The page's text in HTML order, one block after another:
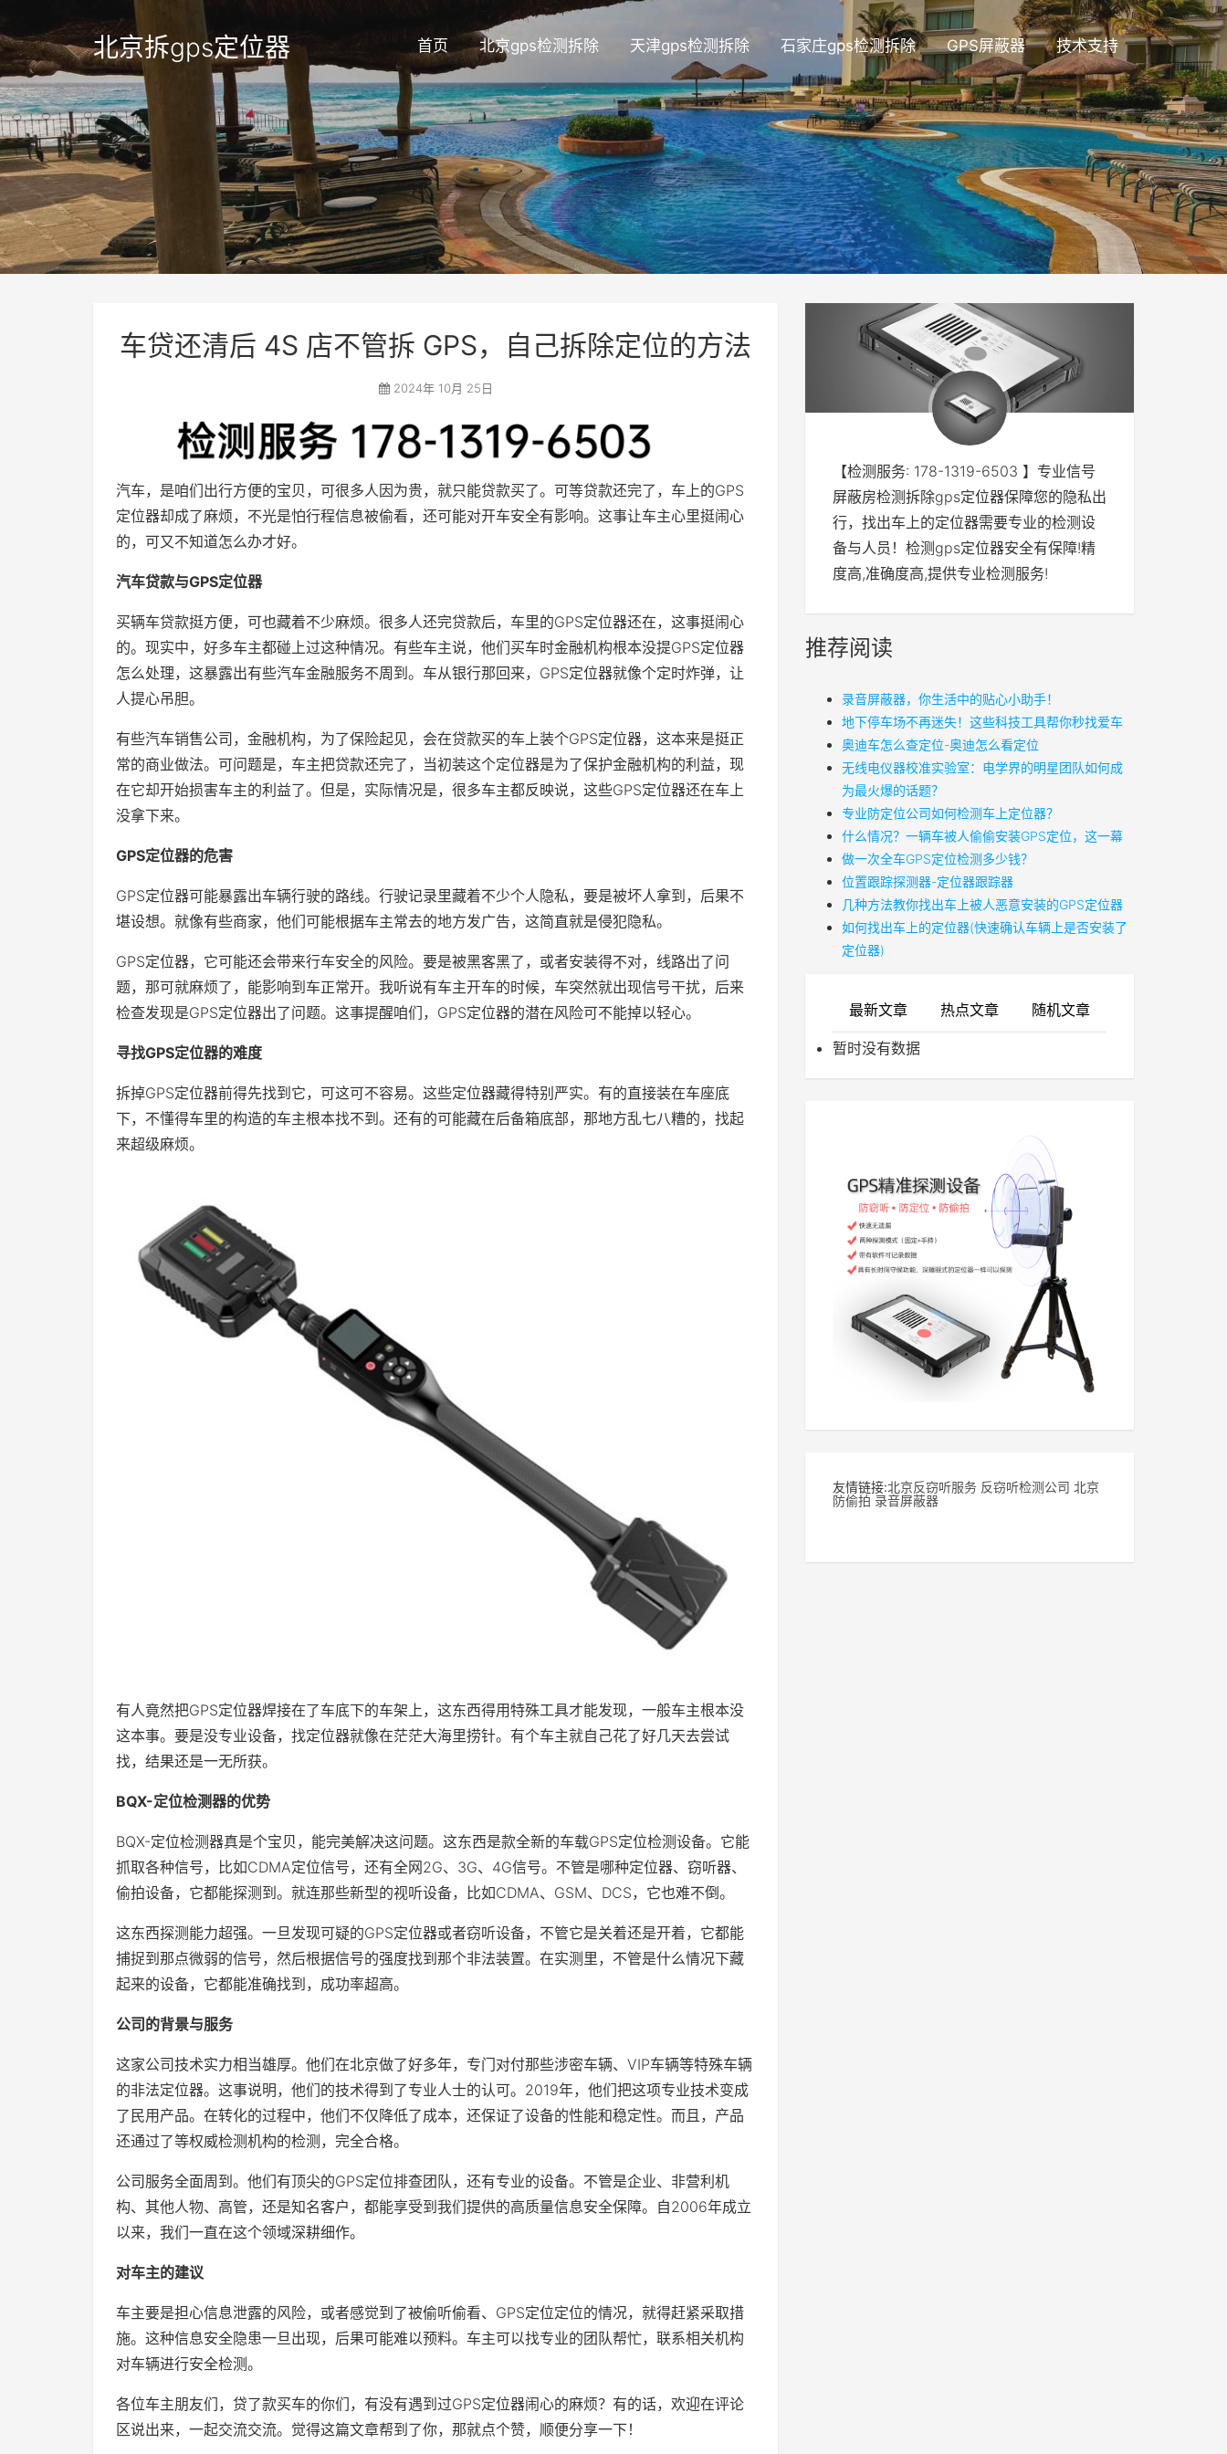
北京拆gps定位器 首页 北京gps检测拆除 天津gps检测拆除 石家庄gps检测拆除 GPS屏蔽器 技术支持
车贷还清后 4S 店不管拆 GPS，自己拆除定位的方法
2024年 10月 25日
汽车，是咱们出行方便的宝贝，可很多人因为贵，就只能贷款买了。可等贷款还完了，车上的GPS
定位器却成了麻烦，不光是怕行程信息被偷看，还可能对开车安全有影响。这事让车主心里挺闹心
的，可又不知道怎么办才好。
汽车贷款与GPS定位器
买辆车贷款挺方便，可也藏着不少麻烦。很多人还完贷款后，车里的GPS定位器还在，这事挺闹心
的。现实中，好多车主都碰上过这种情况。有些车主说，他们买车时金融机构根本没提GPS定位器
怎么处理，这暴露出有些汽车金融服务不周到。车从银行那回来，GPS定位器就像个定时炸弹，让
人提心吊胆。
有些汽车销售公司，金融机构，为了保险起见，会在贷款买的车上装个GPS定位器，这本来是挺正
常的商业做法。可问题是，车主把贷款还完了，当初装这个定位器是为了保护金融机构的利益，现
在它却开始损害车主的利益了。但是，实际情况是，很多车主都反映说，这些GPS定位器还在车上
没拿下来。
GPS定位器的危害
GPS定位器可能暴露出车辆行驶的路线。行驶记录里藏着不少个人隐私，要是被坏人拿到，后果不
堪设想。就像有些商家，他们可能根据车主常去的地方发广告，这简直就是侵犯隐私。
GPS定位器，它可能还会带来行车安全的风险。要是被黑客黑了，或者安装得不对，线路出了问
题，那可就麻烦了，能影响到车正常开。我听说有车主开车的时候，车突然就出现信号干扰，后来
检查发现是GPS定位器出了问题。这事提醒咱们，GPS定位器的潜在风险可不能掉以轻心。
寻找GPS定位器的难度
拆掉GPS定位器前得先找到它，可这可不容易。这些定位器藏得特别严实。有的直接装在车座底
下，不懂得车里的构造的车主根本找不到。还有的可能藏在后备箱底部，那地方乱七八糟的，找起
来超级麻烦。
有人竟然把GPS定位器焊接在了车底下的车架上，这东西得用特殊工具才能发现，一般车主根本没
这本事。要是没专业设备，找定位器就像在茫茫大海里捞针。有个车主就自己花了好几天去尝试
找，结果还是一无所获。
BQX-定位检测器的优势
BQX-定位检测器真是个宝贝，能完美解决这问题。这东西是款全新的车载GPS定位检测设备。它能
抓取各种信号，比如CDMA定位信号，还有全网2G、3G、4G信号。不管是哪种定位器、窃听器、
偷拍设备，它都能探测到。就连那些新型的视听设备，比如CDMA、GSM、DCS，它也难不倒。
这东西探测能力超强。一旦发现可疑的GPS定位器或者窃听设备，不管它是关着还是开着，它都能
捕捉到那点微弱的信号，然后根据信号的强度找到那个非法装置。在实测里，不管是什么情况下藏
起来的设备，它都能准确找到，成功率超高。
公司的背景与服务
这家公司技术实力相当雄厚。他们在北京做了好多年，专门对付那些涉密车辆、VIP车辆等特殊车辆
的非法定位器。这事说明，他们的技术得到了专业人士的认可。2019年，他们把这项专业技术变成
了民用产品。在转化的过程中，他们不仅降低了成本，还保证了设备的性能和稳定性。而且，产品
还通过了等权威检测机构的检测，完全合格。
公司服务全面周到。他们有顶尖的GPS定位排查团队，还有专业的设备。不管是企业、非营利机
构、其他人物、高管，还是知名客户，都能享受到我们提供的高质量信息安全保障。自2006年成立
以来，我们一直在这个领域深耕细作。
对车主的建议
车主要是担心信息泄露的风险，或者感觉到了被偷听偷看、GPS定位定位的情况，就得赶紧采取措
施。这种信息安全隐患一旦出现，后果可能难以预料。车主可以找专业的团队帮忙，联系相关机构
对车辆进行安全检测。
各位车主朋友们，贷了款买车的你们，有没有遇到过GPS定位器闹心的麻烦？有的话，欢迎在评论
区说出来，一起交流交流。觉得这篇文章帮到了你，那就点个赞，顺便分享一下！
【检测服务: 178-1319-6503 】专业信号
屏蔽房检测拆除gps定位器保障您的隐私出
行，找出车上的定位器需要专业的检测设
备与人员！检测gps定位器安全有保障!精
度高,准确度高,提供专业检测服务!
推荐阅读
录音屏蔽器，你生活中的贴心小助手！
地下停车场不再迷失！这些科技工具帮你秒找爱车
奥迪车怎么查定位-奥迪怎么看定位
无线电仪器校准实验室：电学界的明星团队如何成
为最火爆的话题？
专业防定位公司如何检测车上定位器？
什么情况？一辆车被人偷偷安装GPS定位，这一幕
做一次全车GPS定位检测多少钱？
位置跟踪探测器-定位器跟踪器
几种方法教你找出车上被人恶意安装的GPS定位器
如何找出车上的定位器(快速确认车辆上是否安装了
定位器)
最新文章 热点文章 随机文章
暂时没有数据
友情链接:北京反窃听服务 反窃听检测公司 北京
防偷拍 录音屏蔽器